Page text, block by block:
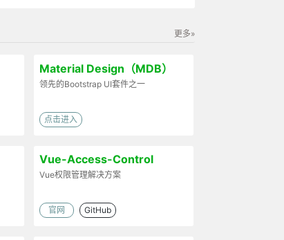
更多»
Material Design（MDB）
领先的Bootstrap UI套件之一
点击进入
Vue-Access-Control
Vue权限管理解决方案
官网 GitHub